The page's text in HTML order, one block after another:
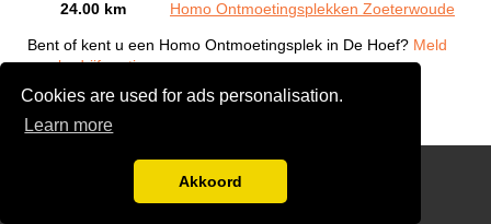
Cookies are used for ads personalisation.
Learn more
Akkoord
24.00 km
Homo Ontmoetingsplekken Zoeterwoude
Bent of kent u een Homo Ontmoetingsplek in De Hoef? Meld
een bedrijf gratis aan